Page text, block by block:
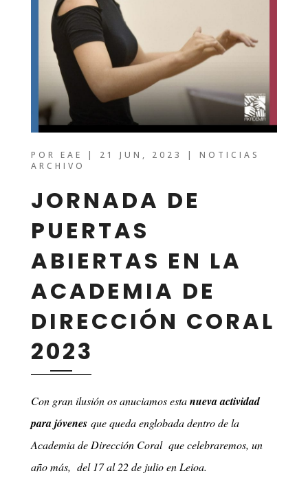
POR EAE | 21 JUN, 2023 | NOTICIAS
ARCHIVO
JORNADA DE
PUERTAS
ABIERTAS EN LA
ACADEMIA DE
DIRECCIÓN CORAL
2023
Con gran ilusión os anuciamos estanueva actividad
para jóvenes que queda englobada dentro de la
Academia de Dirección Coral que celebraremos, un
año más, del 17 al 22 de julio en Leioa.